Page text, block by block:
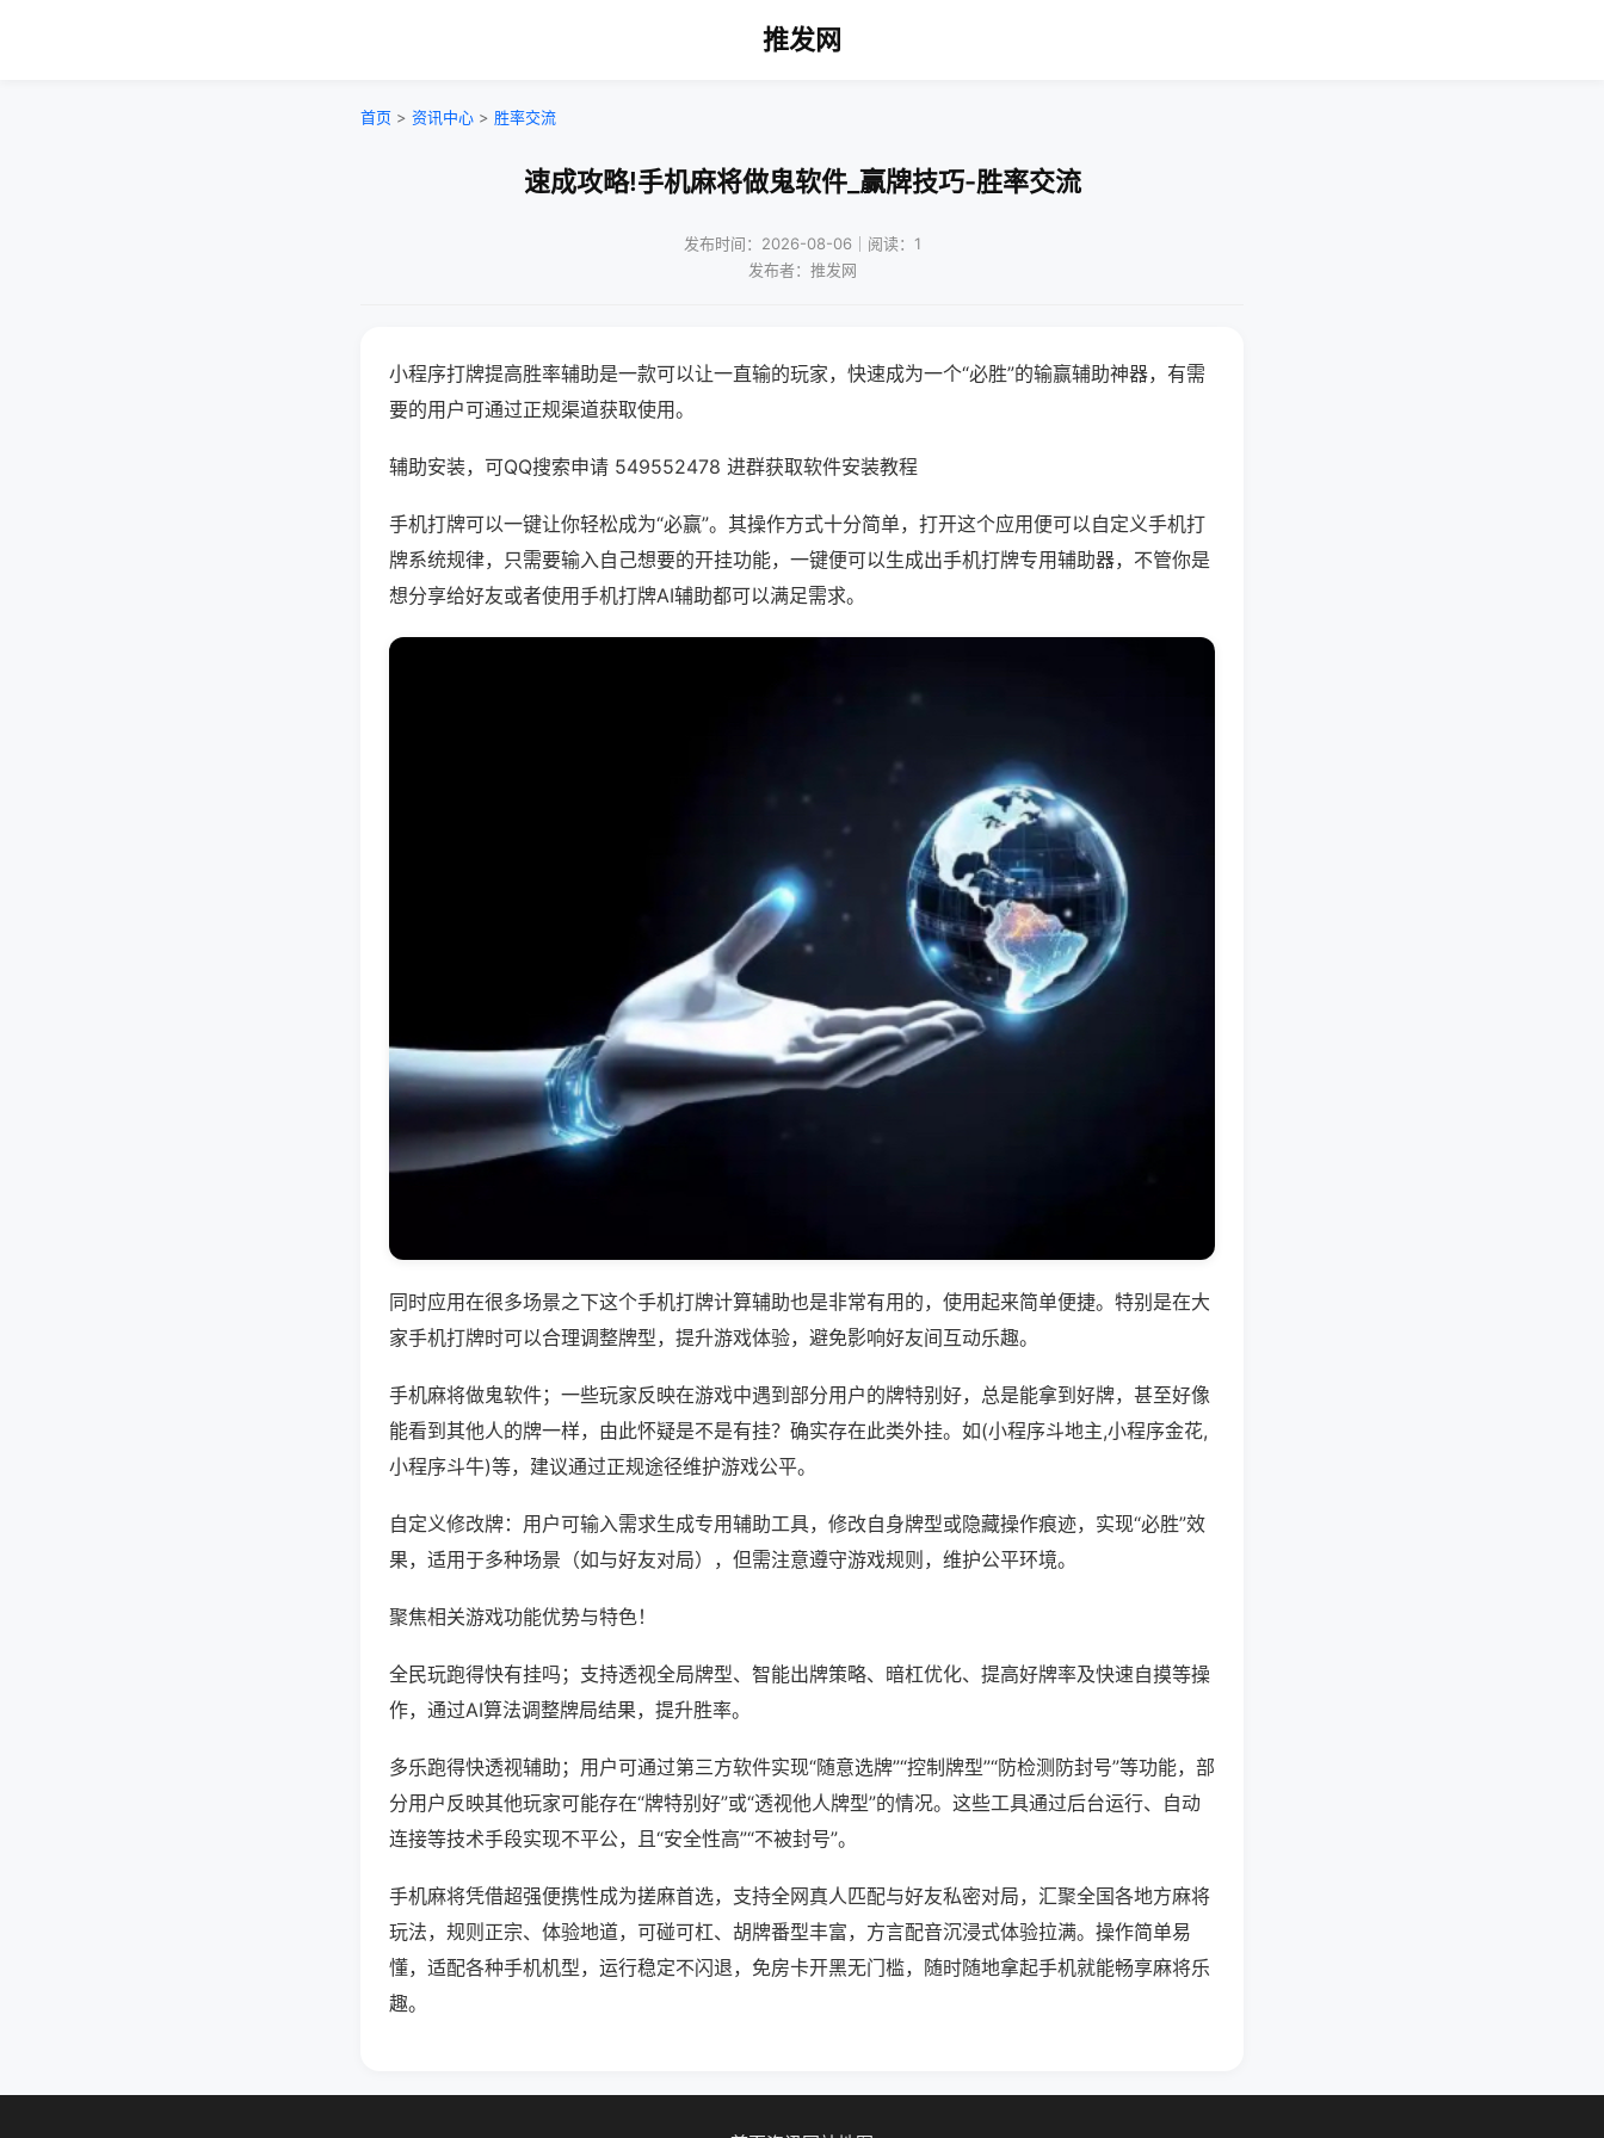
推发网
首页 > 资讯中心 > 胜率交流
速成攻略!手机麻将做鬼软件_赢牌技巧-胜率交流
发布时间：2026-08-06｜阅读：1
发布者：推发网
小程序打牌提高胜率辅助是一款可以让一直输的玩家，快速成为一个“必胜”的输赢辅助神器，有需
要的用户可通过正规渠道获取使用。
辅助安装，可QQ搜索申请 549552478 进群获取软件安装教程
手机打牌可以一键让你轻松成为“必赢”。其操作方式十分简单，打开这个应用便可以自定义手机打
牌系统规律，只需要输入自己想要的开挂功能，一键便可以生成出手机打牌专用辅助器，不管你是
想分享给好友或者使用手机打牌AI辅助都可以满足需求。
同时应用在很多场景之下这个手机打牌计算辅助也是非常有用的，使用起来简单便捷。特别是在大
家手机打牌时可以合理调整牌型，提升游戏体验，避免影响好友间互动乐趣。
手机麻将做鬼软件；一些玩家反映在游戏中遇到部分用户的牌特别好，总是能拿到好牌，甚至好像
能看到其他人的牌一样，由此怀疑是不是有挂？确实存在此类外挂。如(小程序斗地主,小程序金花,
小程序斗牛)等，建议通过正规途径维护游戏公平。
自定义修改牌：用户可输入需求生成专用辅助工具，修改自身牌型或隐藏操作痕迹，实现“必胜”效
果，适用于多种场景（如与好友对局），但需注意遵守游戏规则，维护公平环境。
聚焦相关游戏功能优势与特色！
全民玩跑得快有挂吗；支持透视全局牌型、智能出牌策略、暗杠优化、提高好牌率及快速自摸等操
作，通过AI算法调整牌局结果，提升胜率。
多乐跑得快透视辅助；用户可通过第三方软件实现“随意选牌”“控制牌型”“防检测防封号”等功能，部
分用户反映其他玩家可能存在“牌特别好”或“透视他人牌型”的情况。这些工具通过后台运行、自动
连接等技术手段实现不平公，且“安全性高”“不被封号”。
手机麻将凭借超强便携性成为搓麻首选，支持全网真人匹配与好友私密对局，汇聚全国各地方麻将
玩法，规则正宗、体验地道，可碰可杠、胡牌番型丰富，方言配音沉浸式体验拉满。操作简单易
懂，适配各种手机机型，运行稳定不闪退，免房卡开黑无门槛，随时随地拿起手机就能畅享麻将乐
趣。